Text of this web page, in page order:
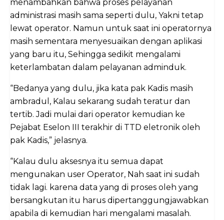
menambahkan bahwa proses pelayanan
administrasi masih sama seperti dulu, Yakni tetap
lewat operator. Namun untuk saat ini operatornya
masih sementara menyesuaikan dengan aplikasi
yang baru itu, Sehingga sedikit mengalami
keterlambatan dalam pelayanan adminduk.
“Bedanya yang dulu, jika kata pak Kadis masih
ambradul, Kalau sekarang sudah teratur dan
tertib. Jadi mulai dari operator kemudian ke
Pejabat Eselon III terakhir di TTD eletronik oleh
pak Kadis,” jelasnya.
“Kalau dulu aksesnya itu semua dapat
mengunakan user Operator, Nah saat ini sudah
tidak lagi. karena data yang di proses oleh yang
bersangkutan itu harus dipertanggungjawabkan
apabila di kemudian hari mengalami masalah.